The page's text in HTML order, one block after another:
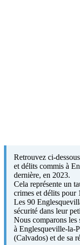
Retrouvez ci-
et délits commis à
dernière, en 2023.
Cela représente un
crimes et délits pour
Les 90
sécurité dans leur
Nous comparons les
à Englesqueville-la-
(Calvados) et de sa